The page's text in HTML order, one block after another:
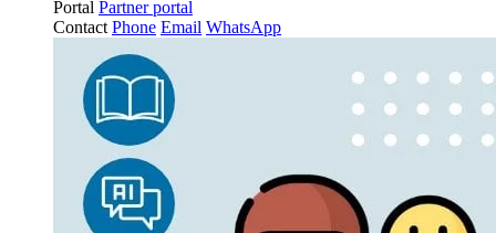
Portal Partner portal
Contact Phone Email WhatsApp